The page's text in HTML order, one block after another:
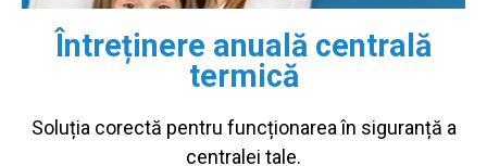
Întreținere anuală centrală
termică
Soluția corectă pentru funcționarea în siguranță a
centralei tale.